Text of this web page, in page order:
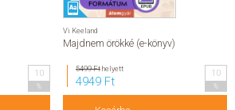
10
Vi Keeland
Majdnem örökké (e-könyv)
5499 Fthelyett
4949 Ft
10